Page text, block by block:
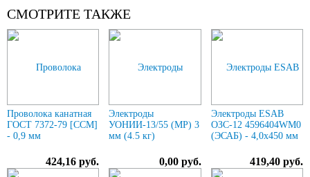
СМОТРИТЕ ТАКЖЕ
Проволока канатная
ГОСТ 7372-79 [ССМ]
- 0,9 мм
424,16 руб.
Электроды
УОНИИ-13/55 (МР) 3
мм (4.5 кг)
0,00 руб.
Электроды ESAB
ОЗС-12 4596404WM0
(ЭСАБ) - 4,0х450 мм
419,40 руб.